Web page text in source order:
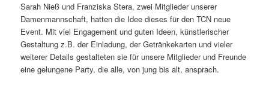
Sarah Nieß und Franziska Stera, zwei Mitglieder unserer
Damenmannschaft, hatten die Idee dieses für den TCN neue
Event. Mit viel Engagement und guten Ideen, künstlerischer
Gestaltung z.B. der Einladung, der Getränkekarten und vieler
weiterer Details gestalteten sie für unsere Mitglieder und Freunde
eine gelungene Party, die alle, von jung bis alt, ansprach.